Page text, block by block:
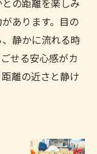
の距離を楽しみ
あります。目の
静かに流れる時
せる安心感がカ
離の近さと静け